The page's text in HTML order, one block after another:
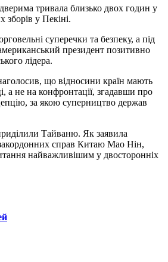
тривала близько двох годин у
зборів у Пекіні.
суперечки та безпеку, а під
президент позитивно
лідера.
що відносини країн мають
а не на конфронтації, згадавши про
за якою суперництво держав
Тайваню. Як заявила
справ Китаю Мао Нін,
найважливішим у двосторонніх